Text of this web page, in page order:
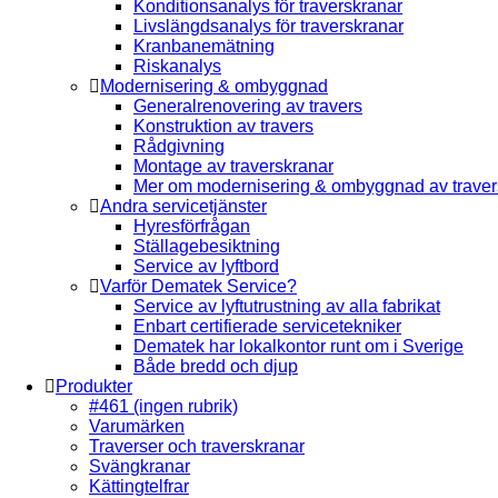
Konditionsanalys för traverskranar
Livslängdsanalys för traverskranar
Kranbanemätning
Riskanalys
Modernisering & ombyggnad
Generalrenovering av travers
Konstruktion av travers
Rådgivning
Montage av traverskranar
Mer om modernisering & ombyggnad av
Andra servicetjänster
Hyresförfrågan
Ställagebesiktning
Service av lyftbord
Varför Dematek Service?
Service av lyftutrustning av alla fabrikat
Enbart certifierade servicetekniker
Dematek har lokalkontor runt om i Sverige
Både bredd och djup
Produkter
#461 (ingen rubrik)
Varumärken
Traverser och traverskranar
Svängkranar
Kättingtelfrar